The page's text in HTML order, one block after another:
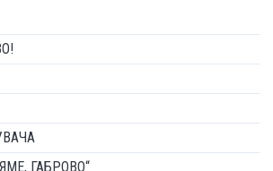
ГАБРОВО“